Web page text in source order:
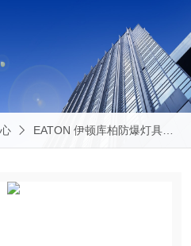
EATON 伊顿库柏防爆灯具